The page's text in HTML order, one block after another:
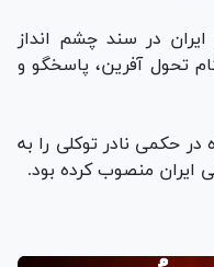
در سند چشم انداز
تحول آفرین، پاسخگو و
بهداشت ۱۹ مهرماه در حکمی نادر توکلی را به
ایران منصوب کرده بود.